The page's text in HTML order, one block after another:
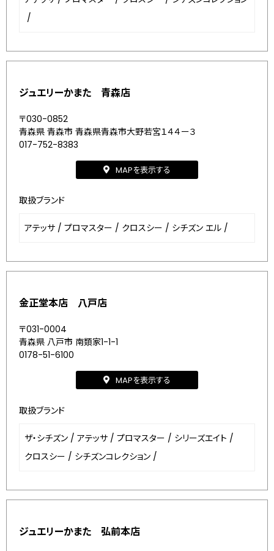
/
ジュエリーかまた 青森店
〒030-0852
青森県 青森市 青森県青森市大野若宮１４４ー３
017-752-8383
MAPを表示する
取扱ブランド
アテッサ / プロマスター / クロスシー / シチズン エル /
金正堂本店 八戸店
〒031-0004
青森県 八戸市 南類家1-1-1
0178-51-6100
MAPを表示する
取扱ブランド
ザ・シチズン / アテッサ / プロマスター / シリーズエイト /
クロスシー / シチズンコレクション /
ジュエリーかまた 弘前本店